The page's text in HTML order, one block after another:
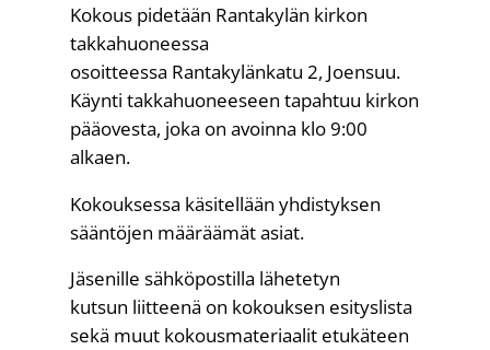
Kokous pidetään Rantakylän kirkon
takkahuoneessa
osoitteessa Rantakylänkatu 2, Joensuu.
Käynti takkahuoneeseen tapahtuu kirkon
pääovesta, joka on avoinna klo 9:00
alkaen.
Kokouksessa käsitellään yhdistyksen
sääntöjen määräämät asiat.
Jäsenille sähköpostilla lähetetyn
kutsun liitteenä on kokouksen esityslista
sekä muut kokousmateriaalit etukäteen